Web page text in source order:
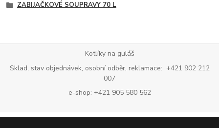
ZABIJAČKOVÉ SOUPRAVY 70 L
Kotlíky na guláš
Sklad, stav objednávek, osobní odběr, reklamace: +421 902 212
007
e-shop: +421 905 580 562